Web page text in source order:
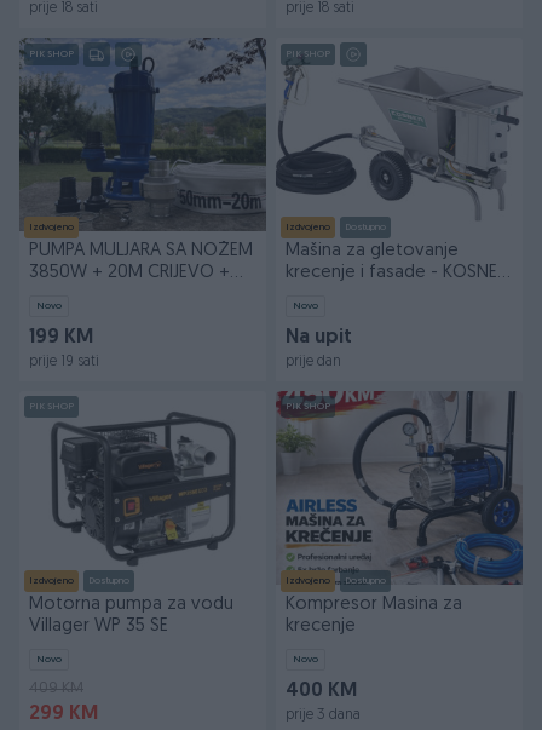
prije 18 sati prije 18 sati
PIK SHOP
Izdvojeno
PUMPA MULJARA SA NOŽEM
3850W + 20M CRIJEVO +
Novo
199 KM
prije 19 sati
PIK SHOP
Izdvojeno Dostupno
Mašina za gletovanje
krecenje i fasade - KOSNER
Novo
Na upit
prije dan
PIK SHOP
Izdvojeno Dostupno
Motorna pumpa za vodu
Villager WP 35 SE
Novo
409 KM
299 KM
PIK SHOP
Izdvojeno Dostupno
Kompresor Masina za
krecenje
Novo
400 KM
prije 3 dana